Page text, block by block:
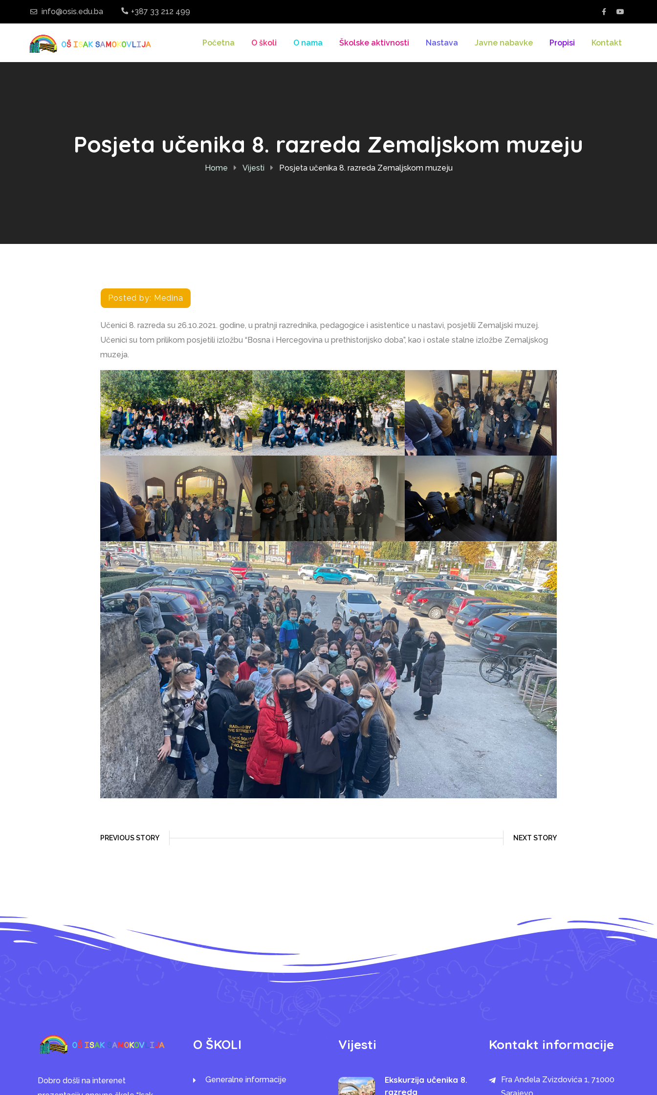
info@osis.edu.ba +387 33 212 499
Početna O školi O nama Školske aktivnosti Nastava Javne nabavke Propisi Kontakt
Posjeta učenika 8. razreda Zemaljskom muzeju
Home Vijesti Posjeta učenika 8. razreda Zemaljskom muzeju
Posted by: Medina
Učenici 8. razreda su 26.10.2021. godine, u pratnji razrednika, pedagogice i asistentice u nastavi, posjetili Zemaljski muzej.
Učenici su tom prilikom posjetili izložbu “Bosna i Hercegovina u prethistorijsko doba”, kao i ostale stalne izložbe Zemaljskog
muzeja.
PREVIOUS STORY NEXT STORY
Dobro došli na interenet
O ŠKOLI
Generalne informacije
Vijesti
Ekskurzija učenika 8.
razreda
Kontakt informacije
Fra Anđela Zvizdovića 1, 71000